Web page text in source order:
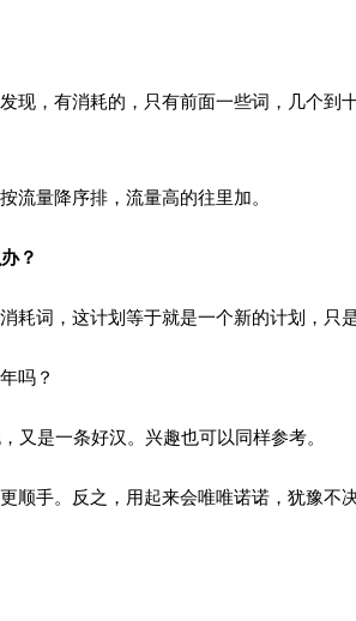
现，有消耗的，只有前面一些词，几个
流量降序排，流量高的往里加。
？
词，这计划等于就是一个新的计划，只
吗？
又是一条好汉。兴趣也可以同样参考。
手。反之，用起来会唯唯诺诺，犹豫不